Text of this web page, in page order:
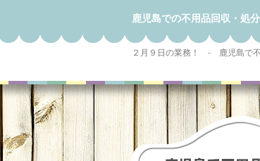
鹿児島での不用品回収・処
２月９日の業務！ - 鹿児島で不